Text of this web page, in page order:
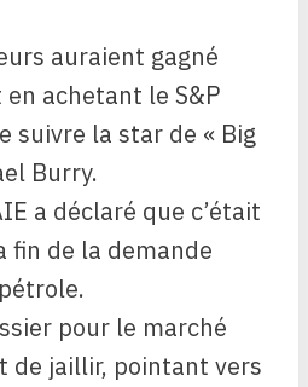
auraient gagné
en achetant le S&P
suivre la star de « Big
Burry.
a déclaré que c’était
fin de la demande
pour le marché
de jaillir, pointant vers